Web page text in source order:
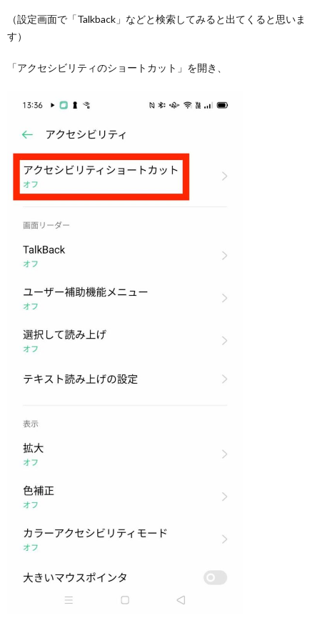
（設定画面で「Talkback」などと検索してみると出てくると思いま
す）
「アクセシビリティのショートカット」を開き、